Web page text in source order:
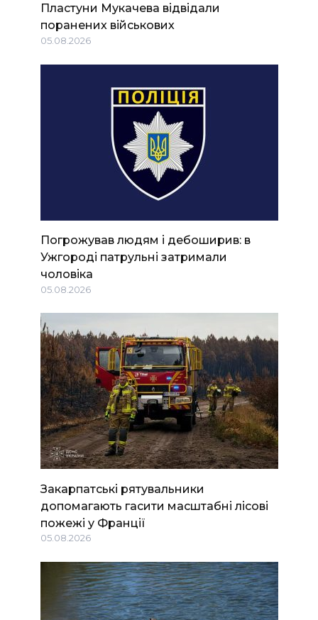
Пластуни Мукачева відвідали
поранених військових
05.08.2026
Погрожував людям і дебоширив: в
Ужгороді патрульні затримали
чоловіка
05.08.2026
Закарпатські рятувальники
допомагають гасити масштабні лісові
пожежі у Франції
05.08.2026